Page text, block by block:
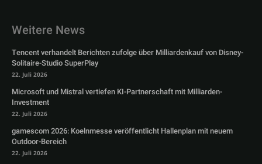
Weitere News
Tencent verhandelt Berichten zufolge über Milliardenkauf von Disney-
Solitaire-Studio SuperPlay
22. Juli 2026
Microsoft und Mistral vertiefen KI-Partnerschaft mit Milliarden-
Investment
22. Juli 2026
gamescom 2026: Koelnmesse veröffentlicht Hallenplan mit neuem
Outdoor-Bereich
22. Juli 2026